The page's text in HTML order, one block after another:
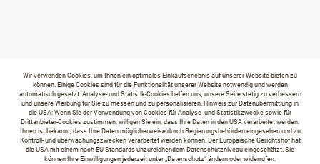
Wir verwenden Cookies, um Ihnen ein optimales Einkaufserlebnis auf unserer Website bieten zu
können. Einige Cookies sind für die Funktionalität unserer Website notwendig und werden
automatisch gesetzt. Analyse- und Statistik-Cookies helfen uns, unsere Seite stetig zu verbessern
und unsere Werbung für Sie zu messen und zu personalisieren. Hinweis zur Datenübermittlung in
die USA: Wenn Sie der Verwendung von Cookies für Analyse- und Statistikzwecke sowie für
Drittanbieter-Cookies zustimmen, willigen Sie ein, dass Ihre Daten in den USA verarbeitet werden.
Ihnen ist bekannt, dass Ihre Daten möglicherweise durch Regierungsbehörden eingesehen und zu
Kontroll- und überwachungszwecken verarbeitet werden können. Der Europäische Gerichtshof hat
die USA mit einem nach EU-Standards unzureichendem Datenschutzniveau eingeschätzt. Sie
können Ihre Einwilligungen jederzeit unter „Datenschutz“ ändern oder widerrufen.